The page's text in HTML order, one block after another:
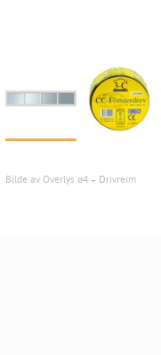
Bilde av Overlys ø4 + Drivreim